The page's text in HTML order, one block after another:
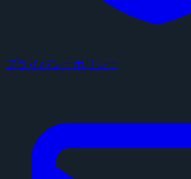
プライバシーポリシー